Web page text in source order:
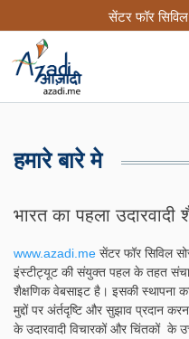
to
content
सेंटर फॉर सिविल
हमारे बारे मे
भारत का पहला उदारवादी
www.azadi.me सेंटर फॉर सिविल
इंस्टीट्यूट की संयुक्त पहल के तहत
शैक्षणिक वेबसाइट है। इसकी स्थापना का
मुद्दों पर अंर्तदृष्टि और सुझाव प्रदान
के उदारवादी विचारकों और चिंतकों के